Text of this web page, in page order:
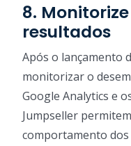
8.
resultados
Após o lançamento
monitorizar o
Google Analytics e
Jumpseller
comportamento